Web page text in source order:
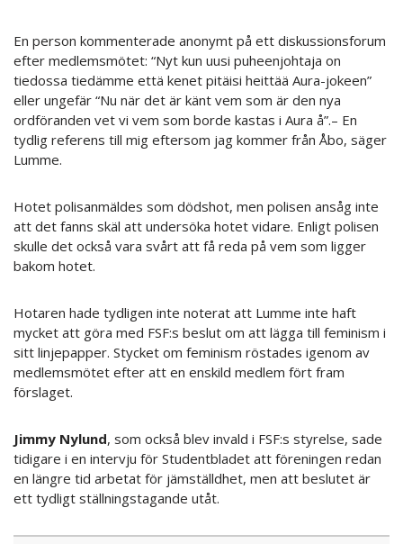
En person kommenterade anonymt på ett diskussionsforum
efter medlemsmötet: “Nyt kun uusi puheenjohtaja on
tiedossa tiedämme että kenet pitäisi heittää Aura-jokeen”
eller ungefär “Nu när det är känt vem som är den nya
ordföranden vet vi vem som borde kastas i Aura å”.– En
tydlig referens till mig eftersom jag kommer från Åbo, säger
Lumme.
Hotet polisanmäldes som dödshot, men polisen ansåg inte
att det fanns skäl att undersöka hotet vidare. Enligt polisen
skulle det också vara svårt att få reda på vem som ligger
bakom hotet.
Hotaren hade tydligen inte noterat att Lumme inte haft
mycket att göra med FSF:s beslut om att lägga till feminism i
sitt linjepapper. Stycket om feminism röstades igenom av
medlemsmötet efter att en enskild medlem fört fram
förslaget.
Jimmy Nylund, som också blev invald i FSF:s styrelse, sade
tidigare i en intervju för Studentbladet att föreningen redan
en längre tid arbetat för jämställdhet, men att beslutet är
ett tydligt ställningstagande utåt.